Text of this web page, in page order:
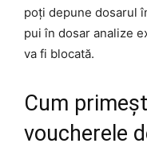
poți depune dosarul
pui în dosar analize
va fi blocată.
Cum
voucherele